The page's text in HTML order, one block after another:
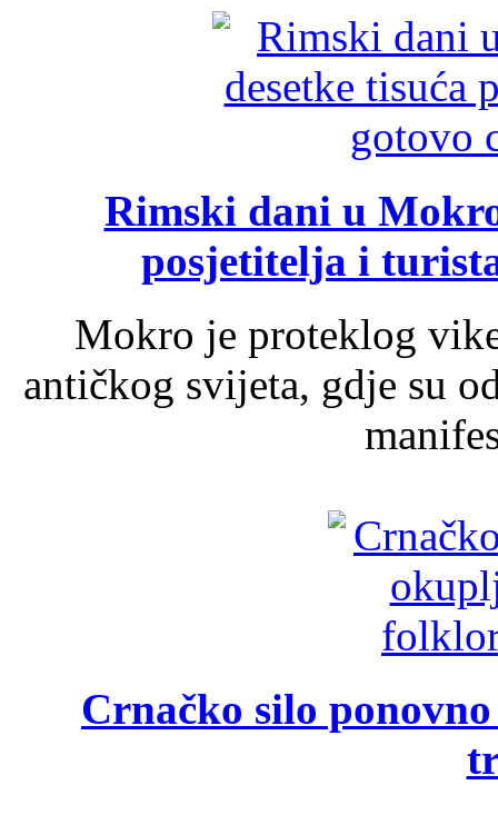
Rimski dani u
posjetitelja i
Mokro je proteklog
antičkog svijeta, gdje su
Crnačko silo